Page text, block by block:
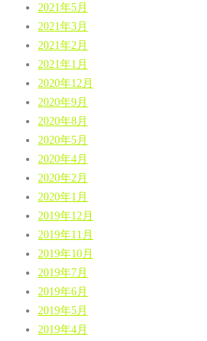
2021年5月
2021年3月
2021年2月
2021年1月
2020年12月
2020年9月
2020年8月
2020年5月
2020年4月
2020年2月
2020年1月
2019年12月
2019年11月
2019年10月
2019年7月
2019年6月
2019年5月
2019年4月